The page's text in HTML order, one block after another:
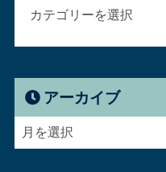
アーカイブ